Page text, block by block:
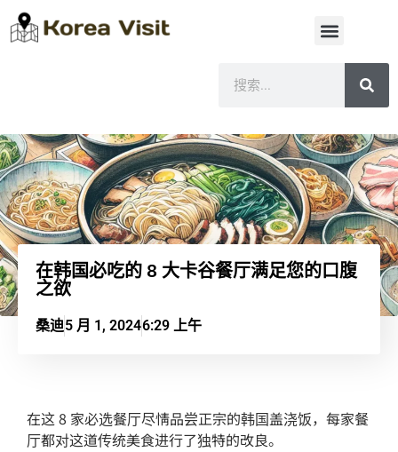
在韩国必吃的 8 大卡谷餐厅满足您的口腹
之欲
桑迪5 月 1, 20246:29 上午
在这 8 家必选餐厅尽情品尝正宗的韩国盖浇饭，每家餐
厅都对这道传统美食进行了独特的改良。